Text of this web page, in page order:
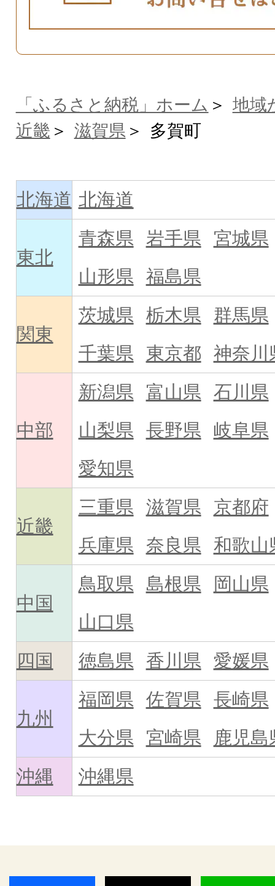
「ふるさと納税」ホーム
地域
近畿
滋賀県 多賀町
北海道 北海道
東北
青森県 岩手県
宮城県
山形県 福島県
関東
茨城県 栃木県
群馬県
千葉県
東京都 神奈川
中部
新潟県 富山県 石川県
山梨県 長野県 岐阜県
愛知県
近畿
三重県 滋賀県
京都府
兵庫県
奈良県 和歌山
中国
鳥取県 島根県
岡山県
山口県
四国
徳島県 香川県 愛媛県
九州
福岡県 佐賀県 長崎県
大分県
宮崎県
鹿児島
沖縄
沖縄県